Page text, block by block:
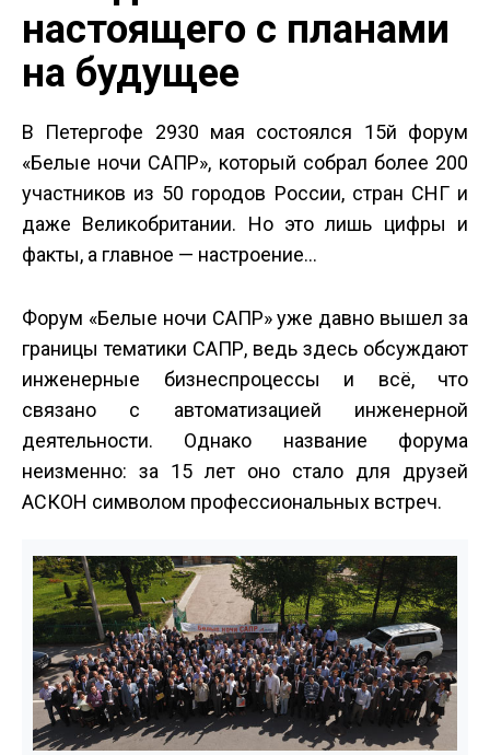
настоящего с планами
на будущее
В Петергофе 29­30 мая состоялся 15­й форум
«Белые ночи САПР», который собрал более 200
участников из 50 городов России, стран СНГ и
даже Великобритании. Но это лишь цифры и
факты, а главное — настроение...
Форум «Белые ночи САПР» уже давно вышел за
границы тематики САПР, ведь здесь обсуждают
инженерные бизнес­процессы и всё, что
связано с автоматизацией инженерной
деятельности. Однако название форума
неизменно: за 15 лет оно стало для друзей
АСКОН символом профессиональных встреч.